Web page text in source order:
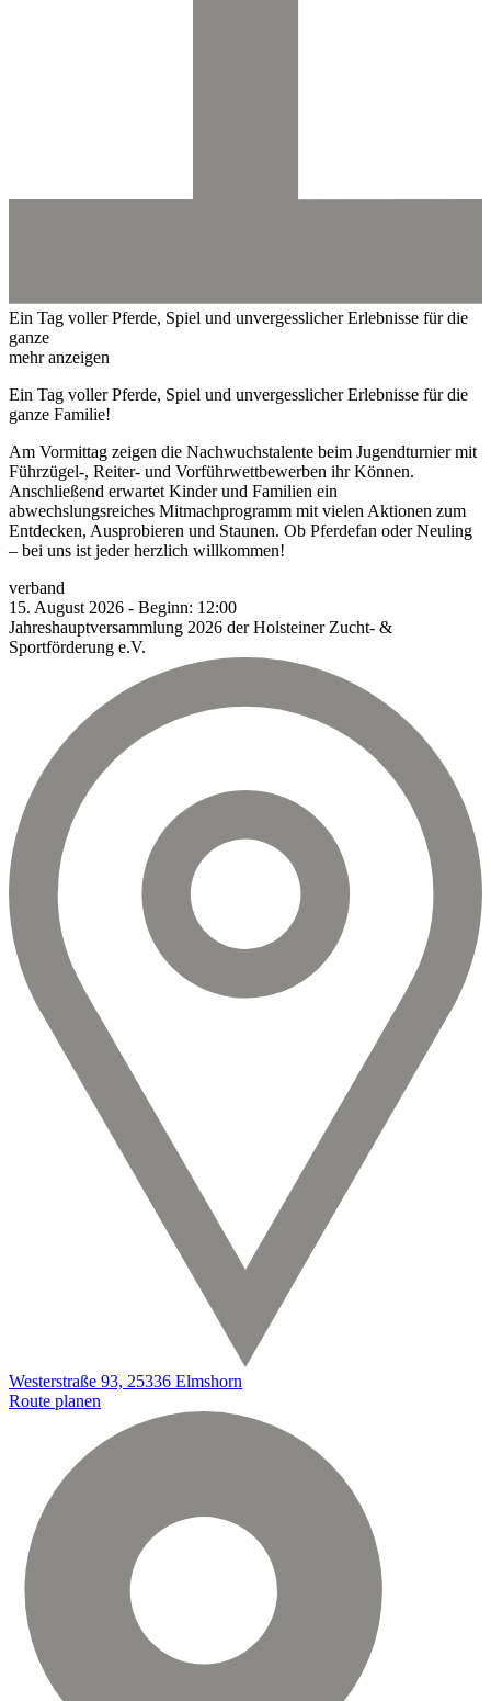
Ein Tag voller Pferde, Spiel und unvergesslicher Erlebnisse für die
ganze
mehr anzeigen
Ein Tag voller Pferde, Spiel und unvergesslicher Erlebnisse für die
ganze Familie!
Am Vormittag zeigen die Nachwuchstalente beim Jugendturnier mit
Führzügel-, Reiter- und Vorführwettbewerben ihr Können.
Anschließend erwartet Kinder und Familien ein
abwechslungsreiches Mitmachprogramm mit vielen Aktionen zum
Entdecken, Ausprobieren und Staunen. Ob Pferdefan oder Neuling
– bei uns ist jeder herzlich willkommen!
verband
15. August 2026 - Beginn: 12:00
Jahreshauptversammlung 2026 der Holsteiner Zucht- &
Sportförderung e.V.
Westerstraße 93, 25336 Elmshorn
Route planen